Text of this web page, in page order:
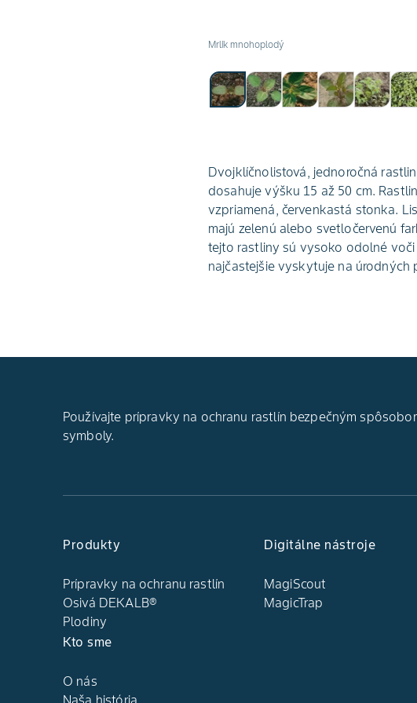
Mrlík mnohoplodý
Dvojklíčnolistová, jednoročná
dosahuje výšku 15 až 50 cm.
vzpriamená, červenkastá stonka.
majú zelenú alebo svetločervenú
tejto rastliny sú vysoko odolné
najčastejšie vyskytuje na
Používajte prípravky na ochranu rastlín bezpečným
symboly.
Produkty
Prípravky na ochranu rastlín
Osivá DEKALB®
Plodiny
Digitálne nástroje
MagiScout
MagicTrap
Kto sme
O nás
Naša história